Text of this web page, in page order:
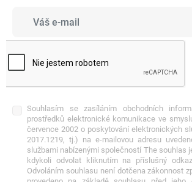
Souhlasím se zasíláním obchodních
prostředků elektronické komunikace ve
července 2002 o poskytování elektronických
2017.1219, tj.) na e-mailovou adresu
službami nabízenými společností The souhlas
kdykoli odvolat kliknutím na příslušný
Odvoláním souhlasu není dotčena zákonnost